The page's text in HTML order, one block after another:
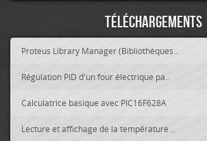
Téléchargements
Proteus Library Manager (Bibliothèques..
Régulation PID d'un four électrique pa..
Calculatrice basique avec PIC16F628A
Lecture et affichage de la température ..